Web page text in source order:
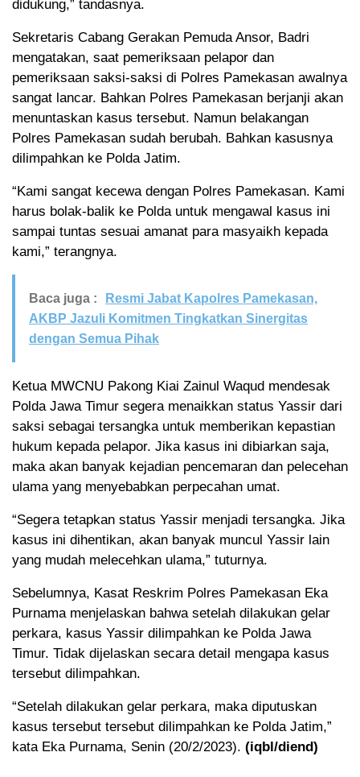
didukung,” tandasnya.
Sekretaris Cabang Gerakan Pemuda Ansor, Badri
mengatakan, saat pemeriksaan pelapor dan
pemeriksaan saksi-saksi di Polres Pamekasan awalnya
sangat lancar. Bahkan Polres Pamekasan berjanji akan
menuntaskan kasus tersebut. Namun belakangan
Polres Pamekasan sudah berubah. Bahkan kasusnya
dilimpahkan ke Polda Jatim.
“Kami sangat kecewa dengan Polres Pamekasan. Kami
harus bolak-balik ke Polda untuk mengawal kasus ini
sampai tuntas sesuai amanat para masyaikh kepada
kami,” terangnya.
Baca juga :
Resmi Jabat Kapolres Pamekasan,
AKBP Jazuli Komitmen Tingkatkan Sinergitas
dengan Semua Pihak
Ketua MWCNU Pakong Kiai Zainul Waqud mendesak
Polda Jawa Timur segera menaikkan status Yassir dari
saksi sebagai tersangka untuk memberikan kepastian
hukum kepada pelapor. Jika kasus ini dibiarkan saja,
maka akan banyak kejadian pencemaran dan pelecehan
ulama yang menyebabkan perpecahan umat.
“Segera tetapkan status Yassir menjadi tersangka. Jika
kasus ini dihentikan, akan banyak muncul Yassir lain
yang mudah melecehkan ulama,” tuturnya.
Sebelumnya, Kasat Reskrim Polres Pamekasan Eka
Purnama menjelaskan bahwa setelah dilakukan gelar
perkara, kasus Yassir dilimpahkan ke Polda Jawa
Timur. Tidak dijelaskan secara detail mengapa kasus
tersebut dilimpahkan.
“Setelah dilakukan gelar perkara, maka diputuskan
kasus tersebut tersebut dilimpahkan ke Polda Jatim,”
kata Eka Purnama, Senin (20/2/2023). (iqbl/diend)